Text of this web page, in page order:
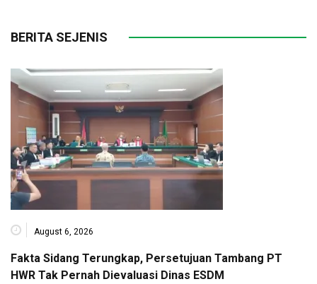
BERITA SEJENIS
August 6, 2026
Fakta Sidang Terungkap, Persetujuan Tambang PT
HWR Tak Pernah Dievaluasi Dinas ESDM